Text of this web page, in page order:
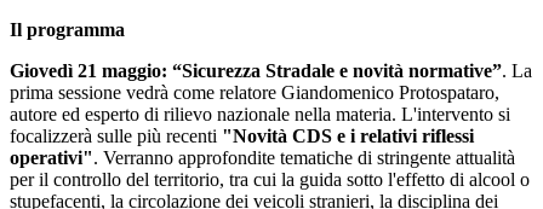
Il programma
Giovedì 21 maggio: “Sicurezza Stradale e novità normative”. La
prima sessione vedrà come relatore Giandomenico Protospataro,
autore ed esperto di rilievo nazionale nella materia. L'intervento si
focalizzerà sulle più recenti "Novità CDS e i relativi riflessi
operativi". Verranno approfondite tematiche di stringente attualità
per il controllo del territorio, tra cui la guida sotto l'effetto di alcool o
stupefacenti, la circolazione dei veicoli stranieri, la disciplina dei